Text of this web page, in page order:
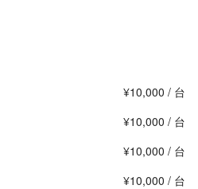
¥10,000 / 台
¥10,000 / 台
¥10,000 / 台
¥10,000 / 台